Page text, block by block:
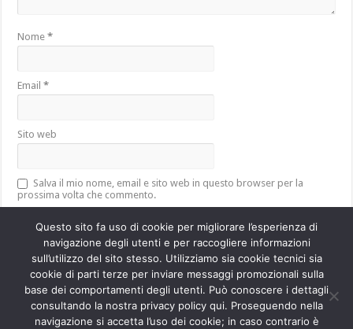
Nome*
Email*
Sito web
Salva il mio nome, email e sito web in questo browser per la
prossima volta che commento.
Questo sito utilizza Akismet per ridurre lo spam. Scopri come vengono
elaborati i dati derivati dai commenti.
Questo sito fa uso di cookie per migliorare l’esperienza di
navigazione degli utenti e per raccogliere informazioni
sull’utilizzo del sito stesso. Utilizziamo sia cookie tecnici sia
cookie di parti terze per inviare messaggi promozionali sulla
base dei comportamenti degli utenti. Può conoscere i dettagli
consultando la nostra privacy policy qui. Proseguendo nella
navigazione si accetta l’uso dei cookie; in caso contrario è